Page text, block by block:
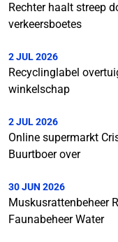
Rechter haalt streep
verkeersboetes
2 JUL 2026
Recyclinglabel
winkelschap
2 JUL 2026
Online supermarkt
Buurtboer over
30 JUN 2026
Muskusrattenbeheer
Faunabeheer Water